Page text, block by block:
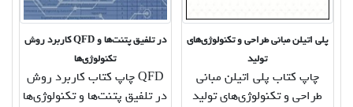
کاربرد روش QFD در تلفیق پتنت‌ها و
تکنولوژی‌ها
چاپ کتاب کاربرد روش QFD
در تلفیق پتنت‌ها و تکنولوژی‌ها
پلی اتیلن مبانی طراحی و تکنولوژی‌های
تولید
چاپ کتاب پلی اتیلن مبانی
طراحی و تکنولوژی‌های تولید